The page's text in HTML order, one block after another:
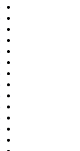
بابک
بابک
بابک
بابک
بابک
بابک
بابک
بابک
باکتری
بردیا